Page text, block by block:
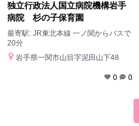
独立行政法人国立病院機構岩手
病院 杉の子保育園
最寄駅: JR東北本線 一ノ関からバスで
20分
岩手県一関市山目字泥田山下48
0 0